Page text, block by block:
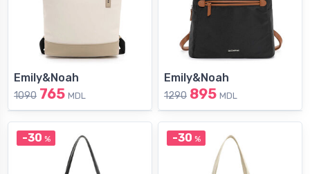
Emily&Noah
1090 765 MDL
Emily&Noah
1290 895 MDL
-30 % -30 %